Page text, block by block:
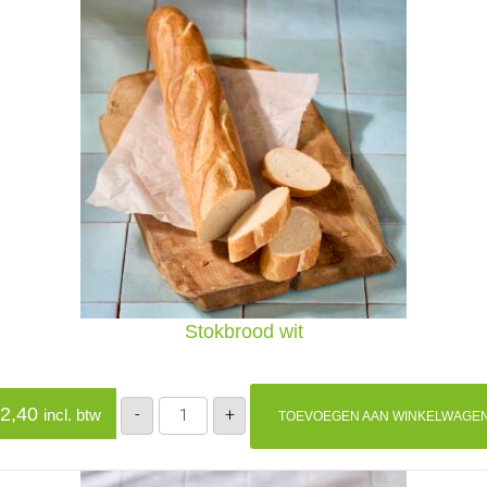
Stokbrood wit
incl. btw -
Stokbrood
aantal
+ TOEVOEGEN AAN